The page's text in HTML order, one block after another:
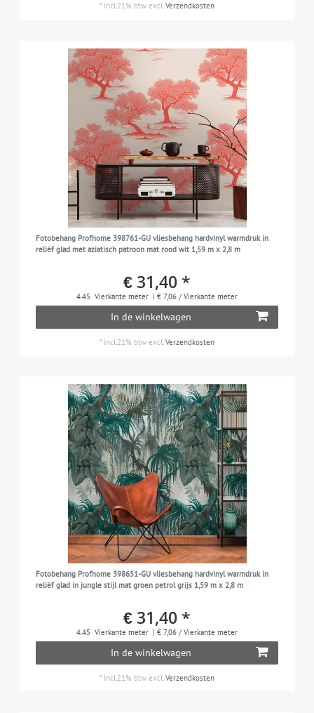
* incl.21% btw excl.Verzendkosten
Fotobehang Profhome 398761-GU vliesbehang hardvinyl warmdruk in
reliëf glad met aziatisch patroon mat rood wit 1,59 m x 2,8 m
€ 31,40 *
4.45 Vierkante meter | € 7,06 / Vierkante meter
In de winkelwagen
* incl.21% btw excl.Verzendkosten
Fotobehang Profhome 398651-GU vliesbehang hardvinyl warmdruk in
reliëf glad in jungle stijl mat groen petrol grijs 1,59 m x 2,8 m
€ 31,40 *
4.45 Vierkante meter | € 7,06 / Vierkante meter
In de winkelwagen
* incl.21% btw excl.Verzendkosten